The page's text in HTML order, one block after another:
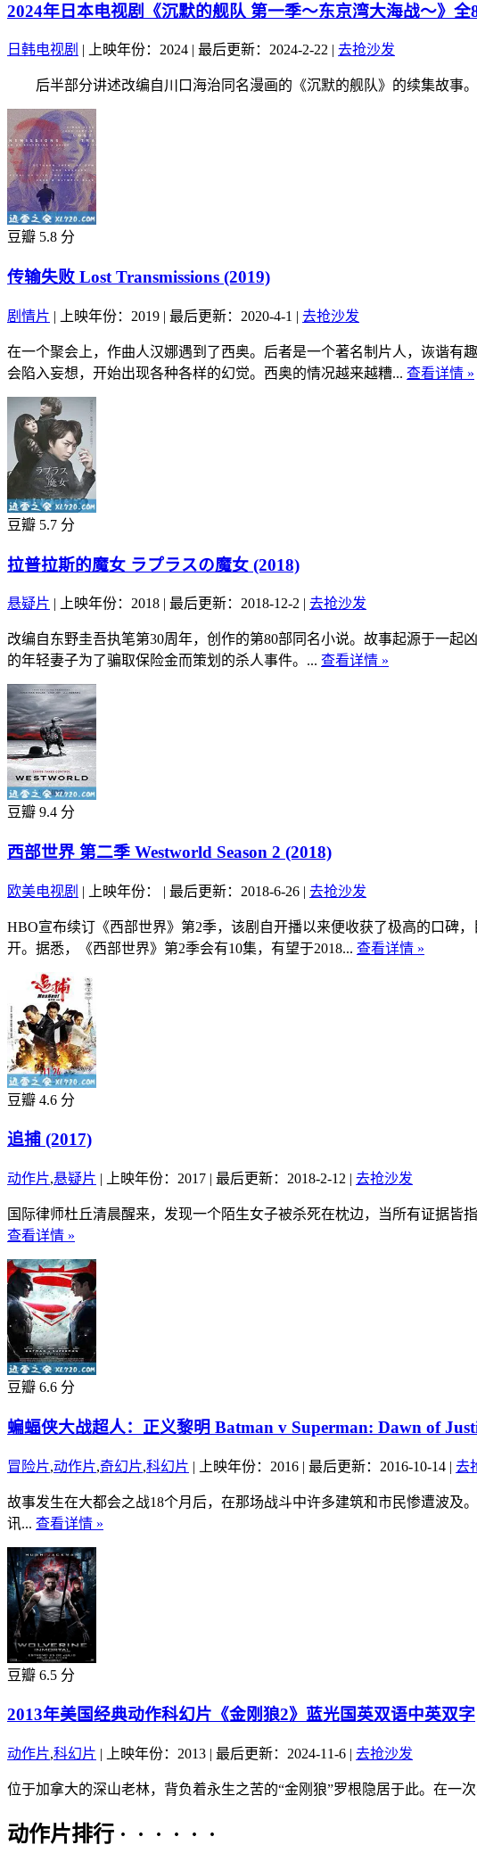
2024年日本电视剧《沉默的舰队 第一季～东京湾大海战～》全
日韩电视剧 | 上映年份：2024 | 最后更新：2024-2-22 | 去抢沙发
后半部分讲述改编自川口海治同名漫画的《沉默的舰队》的续集故事
豆瓣 5.8 分
传输失败 Lost Transmissions (2019)
剧情片 | 上映年份：2019 | 最后更新：2020-4-1 | 去抢沙发
在一个聚会上，作曲人汉娜遇到了西奥。后者是一个著名制片人，诙谐
会陷入妄想，开始出现各种各样的幻觉。西奥的情况越来越糟... 查看详情 »
豆瓣 5.7 分
拉普拉斯的魔女 ラプラスの魔女 (2018)
悬疑片 | 上映年份：2018 | 最后更新：2018-12-2 | 去抢沙发
改编自东野圭吾执笔第30周年，创作的第80部同名小说。故事起源于一
的年轻妻子为了骗取保险金而策划的杀人事件。... 查看详情 »
豆瓣 9.4 分
西部世界 第二季 Westworld Season 2 (2018)
欧美电视剧 | 上映年份： | 最后更新：2018-6-26 | 去抢沙发
HBO宣布续订《西部世界》第2季，该剧自开播以来便收获了极高的口碑
开。据悉，《西部世界》第2季会有10集，有望于2018... 查看详情 »
豆瓣 4.6 分
追捕 (2017)
动作片,悬疑片 | 上映年份：2017 | 最后更新：2018-2-12 | 去抢沙发
国际律师杜丘清晨醒来，发现一个陌生女子被杀死在枕边，当所有证据
查看详情 »
豆瓣 6.6 分
蝙蝠侠大战超人：正义黎明 Batman v Superman: Dawn of
冒险片,动作片,奇幻片,科幻片 | 上映年份：2016 | 最后更新：2016-10-14 | 去
故事发生在大都会之战18个月后，在那场战斗中许多建筑和市民惨遭波
讯... 查看详情 »
豆瓣 6.5 分
2013年美国经典动作科幻片《金刚狼2》蓝光国英双语中英双字
动作片,科幻片 | 上映年份：2013 | 最后更新：2024-11-6 | 去抢沙发
位于加拿大的深山老林，背负着永生之苦的“金刚狼”罗根隐居于此。在一
动作片排行 · · · · · ·